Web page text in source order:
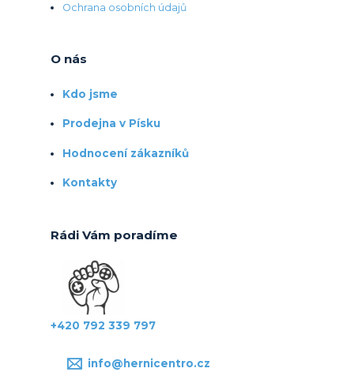
Ochrana osobních údajů
O nás
Kdo jsme
Prodejna v Písku
Hodnocení zákazníků
Kontakty
Rádi Vám poradíme
+420 792 339 797
info@hernicentro.cz